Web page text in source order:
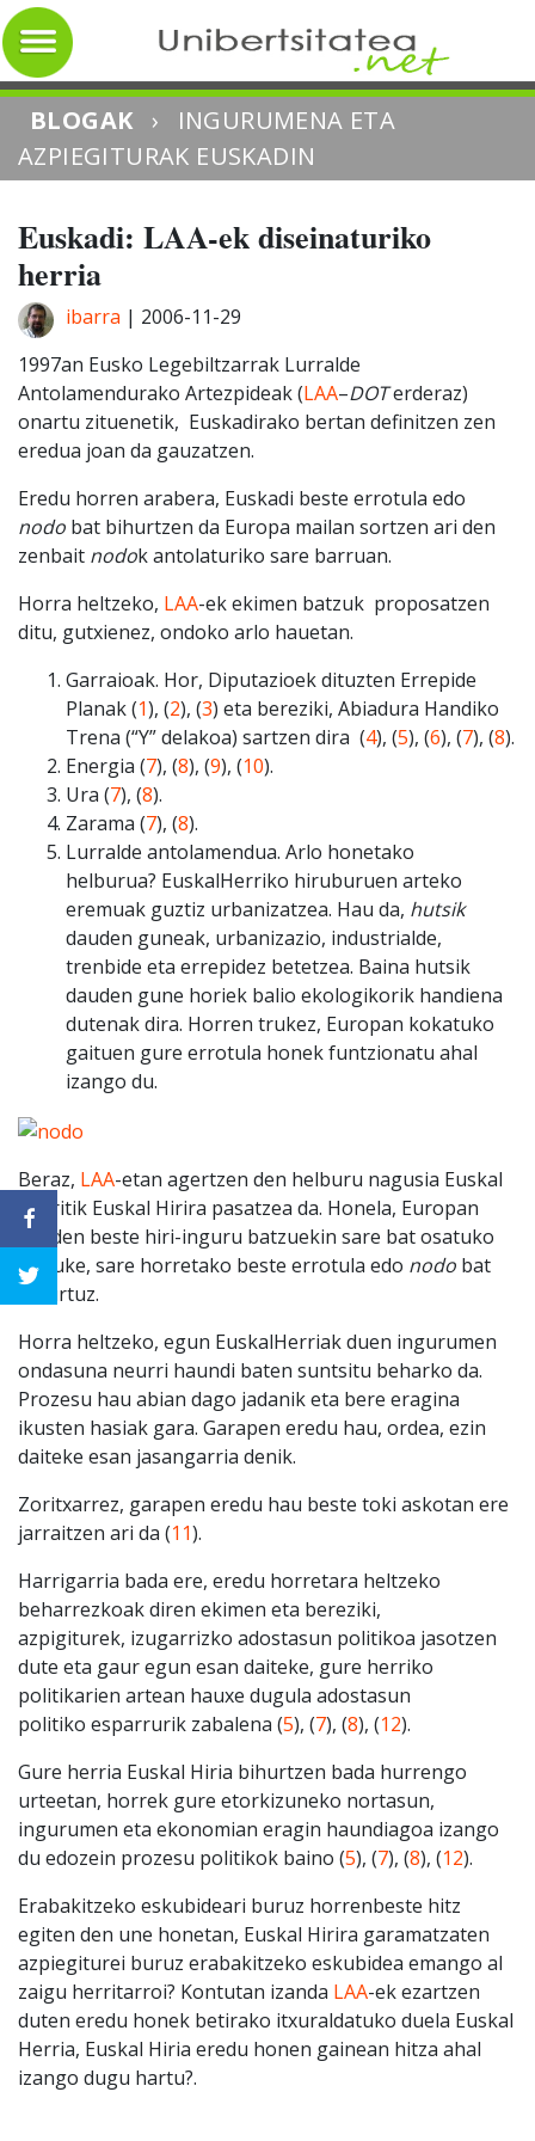
BLOGAK ›
INGURUMENA ETA
AZPIEGITURAK EUSKADIN
Euskadi: LAA-ek diseinaturiko
herria
ibarra | 2006-11-29
1997an Eusko Legebiltzarrak Lurralde
Antolamendurako Artezpideak (LAA–DOTerderaz)
onartu zituenetik, Euskadirako bertan definitzen zen
eredua joan da gauzatzen.
Eredu horren arabera, Euskadi beste errotula edo
nodo bat bihurtzen da Europa mailan sortzen ari den
zenbait nodok antolaturiko sare barruan.
Horra heltzeko, LAA-ek ekimen batzuk proposatzen
ditu, gutxienez, ondoko arlo hauetan.
Garraioak. Hor, Diputazioek dituzten Errepide
Planak (1), (2), (3) eta bereziki, Abiadura Handiko
Trena (“Y” delakoa) sartzen dira (4), (5), (6), (7), (8).
Energia (7), (8), (9), (10).
Ura (7), (8).
Zarama (7), (8).
Lurralde antolamendua. Arlo honetako
helburua? EuskalHerriko hiruburuen arteko
eremuak guztiz urbanizatzea. Hau da, hutsik
dauden guneak, urbanizazio, industrialde,
trenbide eta errepidez betetzea. Baina hutsik
dauden gune horiek balio ekologikorik handiena
dutenak dira. Horren trukez, Europan kokatuko
gaituen gure errotula honek funtzionatu ahal
izango du.
Beraz, LAA-etan agertzen den helburu nagusia Euskal
Herritik Euskal Hirira pasatzea da. Honela, Europan
dauden beste hiri-inguru batzuekin sare bat osatuko
genuke, sare horretako beste errotula edo nodo bat
bihurtuz.
Horra heltzeko, egun EuskalHerriak duen ingurumen
ondasuna neurri haundi baten suntsitu beharko da.
Prozesu hau abian dago jadanik eta bere eragina
ikusten hasiak gara. Garapen eredu hau, ordea, ezin
daiteke esan jasangarria denik.
Zoritxarrez, garapen eredu hau beste toki askotan ere
jarraitzen ari da (11).
Harrigarria bada ere, eredu horretara heltzeko
beharrezkoak diren ekimen eta bereziki,
azpigiturek, izugarrizko adostasun politikoa jasotzen
dute eta gaur egun esan daiteke, gure herriko
politikarien artean hauxe dugula adostasun
politiko esparrurik zabalena (5), (7), (8), (12).
Gure herria Euskal Hiria bihurtzen bada hurrengo
urteetan, horrek gure etorkizuneko nortasun,
ingurumen eta ekonomian eragin haundiagoa izango
du edozein prozesu politikok baino (5), (7), (8), (12).
Erabakitzeko eskubideari buruz horrenbeste hitz
egiten den une honetan, Euskal Hirira garamatzaten
azpiegiturei buruz erabakitzeko eskubidea emango al
zaigu herritarroi? Kontutan izanda LAA-ek ezartzen
duten eredu honek betirako itxuraldatuko duela Euskal
Herria, Euskal Hiria eredu honen gainean hitza ahal
izango dugu hartu?.